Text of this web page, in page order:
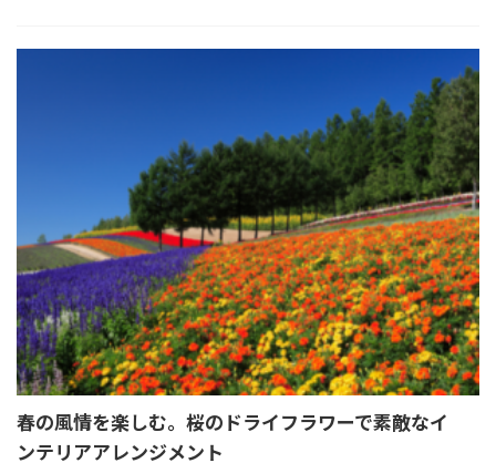
春の風情を楽しむ。桜のドライフラワーで素敵なイ
ンテリアアレンジメント